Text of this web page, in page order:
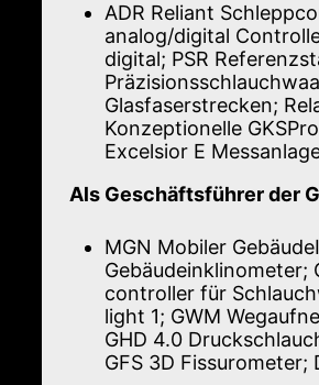
ADR Reliant
analog/digital
digital; PSR
Glasfaserstrecken;
Konzeptionelle
Excelsior E
Als Geschäftsführer der
MGN Mobiler
Gebäudeinklinometer;
controller für
light 1; GWM
GHD 4.0
GFS 3D